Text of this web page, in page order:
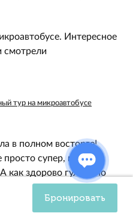
Интересное
смотрели
тур на микроавтобусе
в полном восторге!
просто супер, много
как здорово гулять по
Петру I!
– настоящиеБронировать